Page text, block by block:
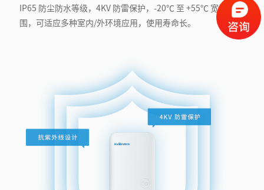
IP65 防尘防水等级，4KV 防雷保护，-20℃ 至 +55℃ 宽温度范
围，可适应多种室内/外环境应用，使用寿命长。